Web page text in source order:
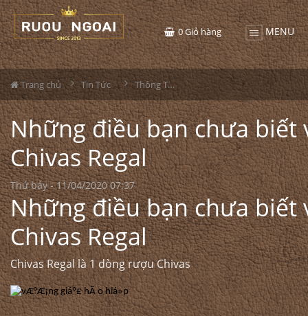
MENU
0Giỏ hàng
Trang chủ Tin Tức Thông Tin Rượu Vang
Những điều bạn chưa biết
Chivas Regal
Thứ bảy - 11/04/2020 07:37
Những điều bạn chưa biết
Chivas Regal
Chivas Regal là 1 dòngrượu Chivas